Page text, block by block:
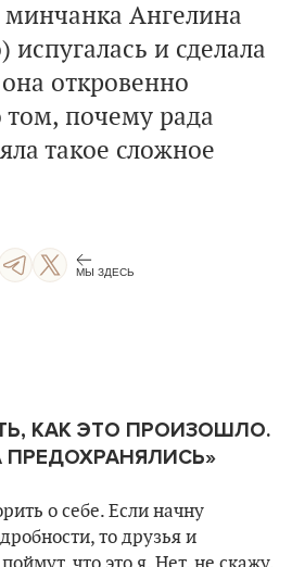
минчанка Ангелина
и сделала
откровенно
том, почему рада
такое сложное
МЫ ЗДЕСЬ
КАК ЭТО ПРОИЗОШЛО.
ПРЕДОХРАНЯЛИСЬ»
о себе. Если начну
то друзья и